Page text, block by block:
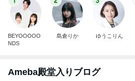
BEYOOOOO
NDS
島倉りか ゆうこりん
Ameba殿堂入りブログ